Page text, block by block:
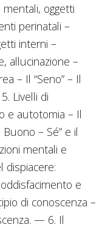
mentali, oggetti
perinatali –
interni –
allucinazione –
– Il “Seno” – Il
Livelli di
e autotomia – Il
Buono – Sé” e il
mentali e
dispiacere:
e
di conoscenza –
— 6. Il